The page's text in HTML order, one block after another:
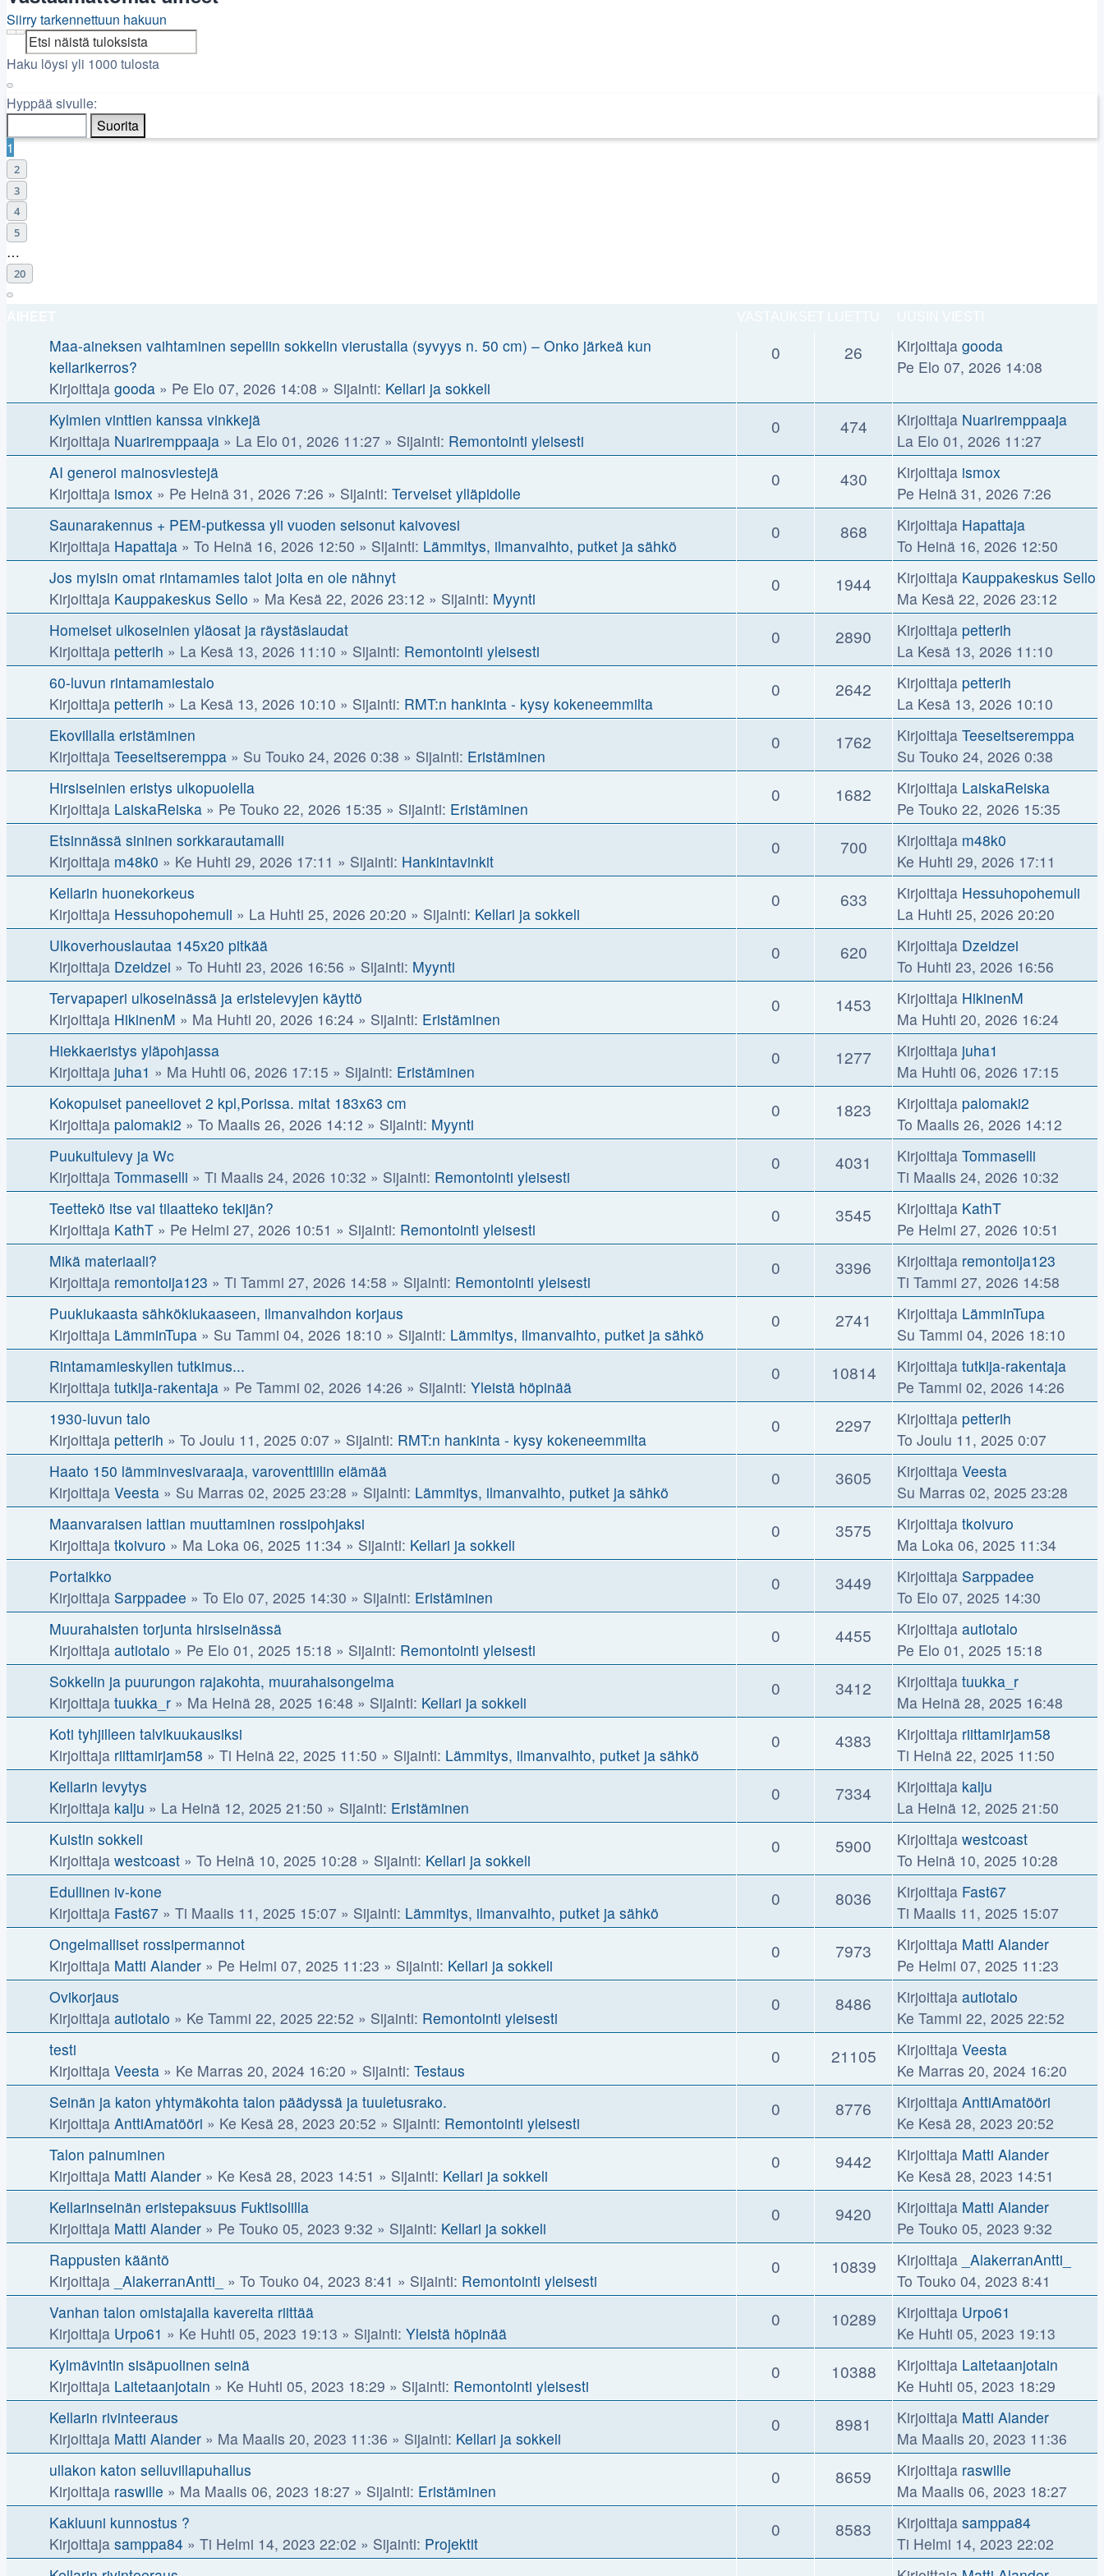
Siirry tarkennettuun hakuun
Etsi
Tarkennettu haku
Haku löysi yli 1000 tulosta
Sivu
Hyppää sivulle:
1
2
3
4
5
…
20
Seuraava
Maa-aineksen vaihtaminen sepeliin sokkelin vierustalla (syvyys n. 50 cm) – Onko järkeä kun
kellarikerros?
Kirjoittaja gooda » Pe Elo 07, 2026 14:08 » Sijainti: Kellari ja sokkeli
0 26 Kirjoittaja gooda
Pe Elo 07, 2026 14:08
Kylmien vinttien kanssa vinkkejä
Kirjoittaja Nuariremppaaja » La Elo 01, 2026 11:27 » Sijainti: Remontointi yleisesti
0 474 Kirjoittaja Nuariremppaaja
La Elo 01, 2026 11:27
AI generoi mainosviestejä
Kirjoittaja ismox » Pe Heinä 31, 2026 7:26 » Sijainti: Terveiset ylläpidolle
0 430 Kirjoittaja ismox
Pe Heinä 31, 2026 7:26
Saunarakennus + PEM-putkessa yli vuoden seisonut kaivovesi
Kirjoittaja Hapattaja » To Heinä 16, 2026 12:50 » Sijainti: Lämmitys, ilmanvaihto, putket ja sähkö
0 868 Kirjoittaja Hapattaja
To Heinä 16, 2026 12:50
Jos myisin omat rintamamies talot joita en ole nähnyt
Kirjoittaja Kauppakeskus Sello » Ma Kesä 22, 2026 23:12 » Sijainti: Myynti
0 1944 Kirjoittaja Kauppakeskus Sello
Ma Kesä 22, 2026 23:12
Homeiset ulkoseinien yläosat ja räystäslaudat
Kirjoittaja petterih » La Kesä 13, 2026 11:10 » Sijainti: Remontointi yleisesti
0 2890 Kirjoittaja petterih
La Kesä 13, 2026 11:10
60-luvun rintamamiestalo
Kirjoittaja petterih » La Kesä 13, 2026 10:10 » Sijainti: RMT:n hankinta - kysy kokeneemmilta
0 2642 Kirjoittaja petterih
La Kesä 13, 2026 10:10
Ekovillalla eristäminen
Kirjoittaja Teeseitseremppa » Su Touko 24, 2026 0:38 » Sijainti: Eristäminen
0 1762 Kirjoittaja Teeseitseremppa
Su Touko 24, 2026 0:38
Hirsiseinien eristys ulkopuolella
Kirjoittaja LaiskaReiska » Pe Touko 22, 2026 15:35 » Sijainti: Eristäminen
0 1682 Kirjoittaja LaiskaReiska
Pe Touko 22, 2026 15:35
Etsinnässä sininen sorkkarautamalli
Kirjoittaja m48k0 » Ke Huhti 29, 2026 17:11 » Sijainti: Hankintavinkit
0 700 Kirjoittaja m48k0
Ke Huhti 29, 2026 17:11
Kellarin huonekorkeus
Kirjoittaja Hessuhopohemuli » La Huhti 25, 2026 20:20 » Sijainti: Kellari ja sokkeli
0 633 Kirjoittaja Hessuhopohemuli
La Huhti 25, 2026 20:20
Ulkoverhouslautaa 145x20 pitkää
Kirjoittaja Dzeidzei » To Huhti 23, 2026 16:56 » Sijainti: Myynti
0 620 Kirjoittaja Dzeidzei
To Huhti 23, 2026 16:56
Tervapaperi ulkoseinässä ja eristelevyjen käyttö
Kirjoittaja HikinenM » Ma Huhti 20, 2026 16:24 » Sijainti: Eristäminen
0 1453 Kirjoittaja HikinenM
Ma Huhti 20, 2026 16:24
Hiekkaeristys yläpohjassa
Kirjoittaja juha1 » Ma Huhti 06, 2026 17:15 » Sijainti: Eristäminen
0 1277 Kirjoittaja juha1
Ma Huhti 06, 2026 17:15
Kokopuiset paneeliovet 2 kpl,Porissa. mitat 183x63 cm
Kirjoittaja palomaki2 » To Maalis 26, 2026 14:12 » Sijainti: Myynti
0 1823 Kirjoittaja palomaki2
To Maalis 26, 2026 14:12
Puukuitulevy ja Wc
Kirjoittaja Tommaselli » Ti Maalis 24, 2026 10:32 » Sijainti: Remontointi yleisesti
0 4031 Kirjoittaja Tommaselli
Ti Maalis 24, 2026 10:32
Teettekö itse vai tilaatteko tekijän?
Kirjoittaja KathT » Pe Helmi 27, 2026 10:51 » Sijainti: Remontointi yleisesti
0 3545 Kirjoittaja KathT
Pe Helmi 27, 2026 10:51
Mikä materiaali?
Kirjoittaja remontoija123 » Ti Tammi 27, 2026 14:58 » Sijainti: Remontointi yleisesti
0 3396 Kirjoittaja remontoija123
Ti Tammi 27, 2026 14:58
Puukiukaasta sähkökiukaaseen, ilmanvaihdon korjaus
Kirjoittaja LämminTupa » Su Tammi 04, 2026 18:10 » Sijainti: Lämmitys, ilmanvaihto, putket ja sähkö
0 2741 Kirjoittaja LämminTupa
Su Tammi 04, 2026 18:10
Rintamamieskylien tutkimus...
Kirjoittaja tutkija-rakentaja » Pe Tammi 02, 2026 14:26 » Sijainti: Yleistä höpinää
0 10814 Kirjoittaja tutkija-rakentaja
Pe Tammi 02, 2026 14:26
1930-luvun talo
Kirjoittaja petterih » To Joulu 11, 2025 0:07 » Sijainti: RMT:n hankinta - kysy kokeneemmilta
0 2297 Kirjoittaja petterih
To Joulu 11, 2025 0:07
Haato 150 lämminvesivaraaja, varoventtiilin elämää
Kirjoittaja Veesta » Su Marras 02, 2025 23:28 » Sijainti: Lämmitys, ilmanvaihto, putket ja sähkö
0 3605 Kirjoittaja Veesta
Su Marras 02, 2025 23:28
Maanvaraisen lattian muuttaminen rossipohjaksi
Kirjoittaja tkoivuro » Ma Loka 06, 2025 11:34 » Sijainti: Kellari ja sokkeli
0 3575 Kirjoittaja tkoivuro
Ma Loka 06, 2025 11:34
Portaikko
Kirjoittaja Sarppadee » To Elo 07, 2025 14:30 » Sijainti: Eristäminen
0 3449 Kirjoittaja Sarppadee
To Elo 07, 2025 14:30
Muurahaisten torjunta hirsiseinässä
Kirjoittaja autiotalo » Pe Elo 01, 2025 15:18 » Sijainti: Remontointi yleisesti
0 4455 Kirjoittaja autiotalo
Pe Elo 01, 2025 15:18
Sokkelin ja puurungon rajakohta, muurahaisongelma
Kirjoittaja tuukka_r » Ma Heinä 28, 2025 16:48 » Sijainti: Kellari ja sokkeli
0 3412 Kirjoittaja tuukka_r
Ma Heinä 28, 2025 16:48
Koti tyhjilleen talvikuukausiksi
Kirjoittaja riittamirjam58 » Ti Heinä 22, 2025 11:50 » Sijainti: Lämmitys, ilmanvaihto, putket ja sähkö
0 4383 Kirjoittaja riittamirjam58
Ti Heinä 22, 2025 11:50
Kellarin levytys
Kirjoittaja kalju » La Heinä 12, 2025 21:50 » Sijainti: Eristäminen
0 7334 Kirjoittaja kalju
La Heinä 12, 2025 21:50
Kuistin sokkeli
Kirjoittaja westcoast » To Heinä 10, 2025 10:28 » Sijainti: Kellari ja sokkeli
0 5900 Kirjoittaja westcoast
To Heinä 10, 2025 10:28
Edullinen iv-kone
Kirjoittaja Fast67 » Ti Maalis 11, 2025 15:07 » Sijainti: Lämmitys, ilmanvaihto, putket ja sähkö
0 8036 Kirjoittaja Fast67
Ti Maalis 11, 2025 15:07
Ongelmalliset rossipermannot
Kirjoittaja Matti Alander » Pe Helmi 07, 2025 11:23 » Sijainti: Kellari ja sokkeli
0 7973 Kirjoittaja Matti Alander
Pe Helmi 07, 2025 11:23
Ovikorjaus
Kirjoittaja autiotalo » Ke Tammi 22, 2025 22:52 » Sijainti: Remontointi yleisesti
0 8486 Kirjoittaja autiotalo
Ke Tammi 22, 2025 22:52
testi
Kirjoittaja Veesta » Ke Marras 20, 2024 16:20 » Sijainti: Testaus
0 21105 Kirjoittaja Veesta
Ke Marras 20, 2024 16:20
Seinän ja katon yhtymäkohta talon päädyssä ja tuuletusrako.
Kirjoittaja AnttiAmatööri » Ke Kesä 28, 2023 20:52 » Sijainti: Remontointi yleisesti
0 8776 Kirjoittaja AnttiAmatööri
Ke Kesä 28, 2023 20:52
Talon painuminen
Kirjoittaja Matti Alander » Ke Kesä 28, 2023 14:51 » Sijainti: Kellari ja sokkeli
0 9442 Kirjoittaja Matti Alander
Ke Kesä 28, 2023 14:51
Kellarinseinän eristepaksuus Fuktisolilla
Kirjoittaja Matti Alander » Pe Touko 05, 2023 9:32 » Sijainti: Kellari ja sokkeli
0 9420 Kirjoittaja Matti Alander
Pe Touko 05, 2023 9:32
Rappusten kääntö
Kirjoittaja _AlakerranAntti_ » To Touko 04, 2023 8:41 » Sijainti: Remontointi yleisesti
0 10839 Kirjoittaja _AlakerranAntti_
To Touko 04, 2023 8:41
Vanhan talon omistajalla kavereita riittää
Kirjoittaja Urpo61 » Ke Huhti 05, 2023 19:13 » Sijainti: Yleistä höpinää
0 10289 Kirjoittaja Urpo61
Ke Huhti 05, 2023 19:13
Kylmävintin sisäpuolinen seinä
Kirjoittaja Laitetaanjotain » Ke Huhti 05, 2023 18:29 » Sijainti: Remontointi yleisesti
0 10388 Kirjoittaja Laitetaanjotain
Ke Huhti 05, 2023 18:29
Kellarin rivinteeraus
Kirjoittaja Matti Alander » Ma Maalis 20, 2023 11:36 » Sijainti: Kellari ja sokkeli
0 8981 Kirjoittaja Matti Alander
Ma Maalis 20, 2023 11:36
ullakon katon selluvillapuhallus
Kirjoittaja raswille » Ma Maalis 06, 2023 18:27 » Sijainti: Eristäminen
0 8659 Kirjoittaja raswille
Ma Maalis 06, 2023 18:27
Kakluuni kunnostus ?
Kirjoittaja samppa84 » Ti Helmi 14, 2023 22:02 » Sijainti: Projektit
0 8583 Kirjoittaja samppa84
Ti Helmi 14, 2023 22:02